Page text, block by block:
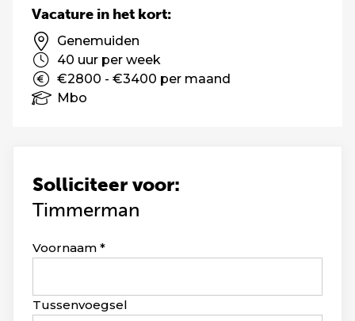
Solliciteer voor:
Timmerman
Leave
blank
Voornaam
Tussenvoegsel
Vacature in het kort:
Genemuiden
40 uur per week
€2800 - €3400 per maand
Mbo